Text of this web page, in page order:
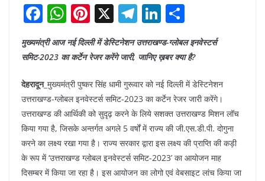
F
a
c
b
o
o
k
W
h
at
A
p
p
Pi
nt
er
st
X T
e
gr
a
m
Li
k
e
dI
n
ar
मुख्यमंत्री आज नई दिल्ली में डेस्टिनेशन उत्तराखण्ड-ग्लोबल इनवेस्टर्स
समिट-2023 का कर्टेन रेजर करेंगे जारी, जानिए ख़बर क्या है?
देहरादून_मुख्यमंत्री पुष्कर सिंह धामी गुरूवार को नई दिल्ली में डेस्टिनेशन
उत्तराखण्ड-ग्लोबल इनवेस्टर्स समिट-2023 का कर्टेन रेजर जारी करेंगे।
उत्तराखण्ड की आर्थिकी को सुदृढ़ करने के लिये सशक्त उत्तराखण्ड मिशन लॉच
किया गया है, जिसके अन्तर्गत अगले 5 वर्षों में राज्य की जी.एस.डी.पी. दोगुना
करने का लक्ष्य रखा गया है। राज्य सरकार द्वारा इस लक्ष्य की प्राप्ति की कड़ी
के रूप में ‘उत्तराखण्ड ग्लोबल इनवेस्टर्स समिट-2023’ का आयोजन माह
दिसम्बर में किया जा रहा है। इस आयोजन का लोगो एवं वेबसाइट लांच किया जा